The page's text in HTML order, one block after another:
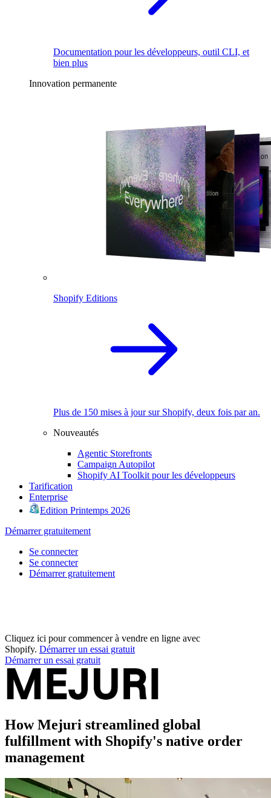
Documentation pour les développeurs, outil CLI, et
bien plus
Innovation permanente
Shopify Editions
Plus de 150 mises à jour sur Shopify, deux fois par an.
Nouveautés
Agentic Storefronts
Campaign Autopilot
Shopify AI Toolkit pour les développeurs
Tarification
Enterprise
Edition Printemps 2026
Démarrer gratuitement
Se connecter
Se connecter
Démarrer gratuitement
Cliquez ici pour commencer à vendre en ligne avec
Shopify. Démarrer un essai gratuit
Démarrer un essai gratuit
How Mejuri streamlined global
fulfillment with Shopify's native order
management